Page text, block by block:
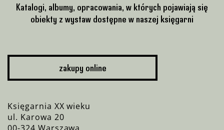
Katalogi, albumy, opracowania, w których pojawiają się
obiekty z wystaw dostępne w naszej księgarni
zakupy online
Księgarnia XX wieku
ul. Karowa 20